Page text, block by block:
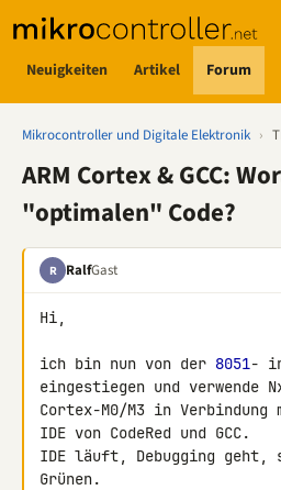
Neuigkeiten Artikel Forum
Mikrocontroller und Digitale Elektronik ›
ARM Cortex & GCC:
"optimalen" Code?
R RalfGast
Hi,
ich bin nun von der 8051-
eingestiegen und verwende
Cortex-M0/M3 in Verbindung
IDE von CodeRed und GCC.
IDE läuft, Debugging geht,
Grünen.